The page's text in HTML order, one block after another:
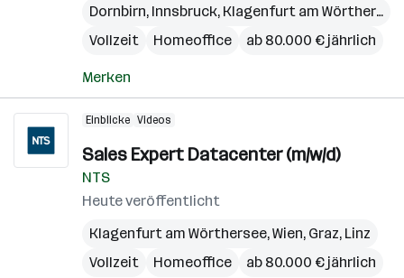
Dornbirn, Innsbruck, Klagenfurt am Wörthersee
Vollzeit
Homeoffice ab 80.000 € jährlich
Merken
Einblicke Videos
Sales Expert Datacenter (m/w/d)
NTS
Heute veröffentlicht
Klagenfurt am Wörthersee,Wien, Graz, Linz
Vollzeit
Homeoffice ab 80.000 € jährlich